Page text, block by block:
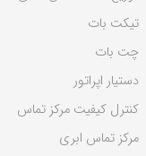
:تیکت بات
چت بات
دستیار اپراتور
کنترل کیفیت مرکز تماس
مرکز تماس ابری